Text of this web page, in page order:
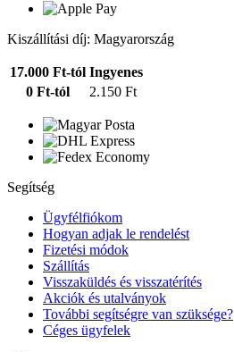
Kiszállítási díj: Magyarország
17.000 Ft-tól Ingyenes
0 Ft-tól
2.150 Ft
Segítség
Ügyfélfiókom
Hogyan adjak le rendelést
Fizetési módok
Szállítás
Visszaküldés és visszatérítés
Akciók és utalványok
További segítségre van szüksége?
Céges ügyfelek